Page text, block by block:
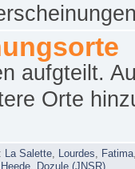
aufgteilt.
Orte
: La Salette Lourdes Fatima
Heede Dozule (JNSR)